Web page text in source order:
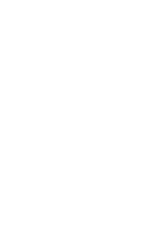
Custom Light 11-52